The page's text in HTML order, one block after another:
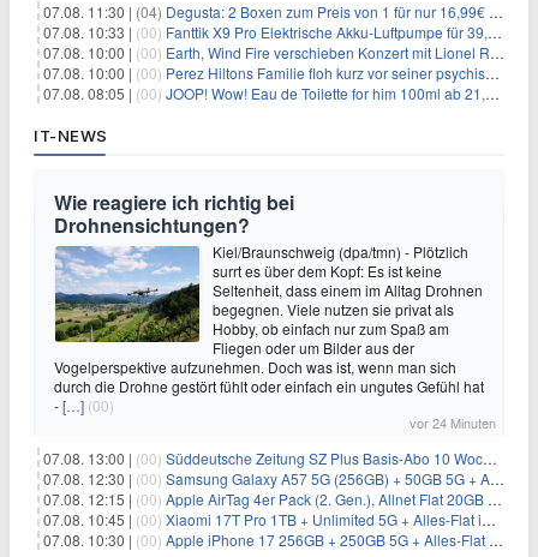
07.08. 11:30 | (04) Degusta: 2 Boxen zum Preis von 1 für nur 16,99€ inkl. Versand
07.08. 10:33 | (00) Fanttik X9 Pro Elektrische Akku-Luftpumpe für 39,99€
07.08. 10:00 | (00) Earth, Wind Fire verschieben Konzert mit Lionel Richie nach medizinischem Notfall
07.08. 10:00 | (00) Perez Hiltons Familie floh kurz vor seiner psychischen Krise aus dem Haus
07.08. 08:05 | (00) JOOP! Wow! Eau de Toilette for him 100ml ab 21,84€ im Sparabo
IT-NEWS
Wie reagiere ich richtig bei
Drohnensichtungen?
Kiel/Braunschweig (dpa/tmn) - Plötzlich
surrt es über dem Kopf: Es ist keine
Seltenheit, dass einem im Alltag Drohnen
begegnen. Viele nutzen sie privat als
Hobby, ob einfach nur zum Spaß am
Fliegen oder um Bilder aus der
Vogelperspektive aufzunehmen. Doch was ist, wenn man sich
durch die Drohne gestört fühlt oder einfach ein ungutes Gefühl hat
-[…] (00)
vor 24 Minuten
07.08. 13:00 | (00) Süddeutsche Zeitung SZ Plus Basis-Abo 10 Wochen für 10€
07.08. 12:30 | (00) Samsung Galaxy A57 5G (256GB) + 50GB 5G + Alles-Flat im Vodafone-Netz für 19,99€/Monat – eff. 2,36€/Monat
07.08. 12:15 | (00) Apple AirTag 4er Pack (2. Gen.), Allnet Flat 20GB 5G im Telekom-Netz für 14,99€/Monat – eff. 2,07€/Monat
07.08. 10:45 | (00) Xiaomi 17T Pro 1TB + Unlimited 5G + Alles-Flat im o2 Netz für 29,99€/Monat – eff. 1,15€/Monat
07.08. 10:30 | (00) Apple iPhone 17 256GB + 250GB 5G + Alles-Flat im Telekom-Netz für 34€/Monat – eff. 6,29€/Monat